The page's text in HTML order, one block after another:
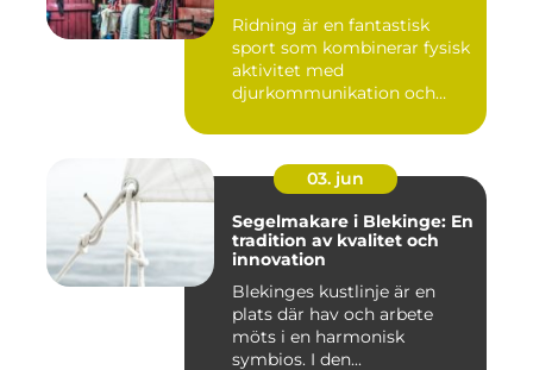
Ridning är en fantastisk
sport som kombinerar fysisk
aktivitet med
djurkommunikation och
03. jun
Segelmakare i Blekinge: En
tradition av kvalitet och
innovation
Blekinges kustlinje är en
plats där hav och arbete
möts i en harmonisk
symbios. I den...